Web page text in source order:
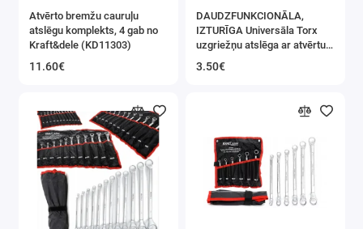
Atvērto bremžu cauruļu
atslēgu komplekts, 4 gab no
Kraft&dele (KD11303)
11.60€
DAUDZFUNKCIONĀLA,
IZTURĪGA Universāla Torx
uzgriežņu atslēga ar atvērtu
Kraft&Dele (KD10797)
3.50€